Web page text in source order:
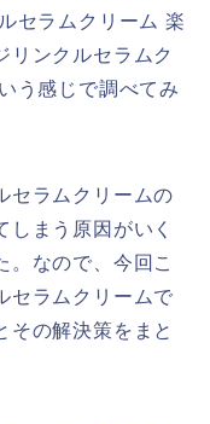
セラムクリーム 楽
ンクルセラムク
う感じで調べてみ
セラムクリームの
まう原因がいく
。なので、今回こ
セラムクリームで
その解決策をまと